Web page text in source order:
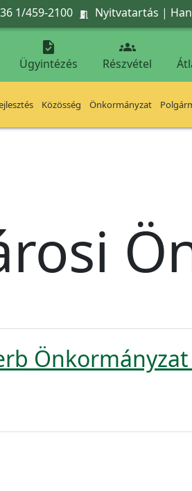
1/459-2100  Nyitvatartás |

Ügyintézés

Részvétel
Közösség Önkormányzat